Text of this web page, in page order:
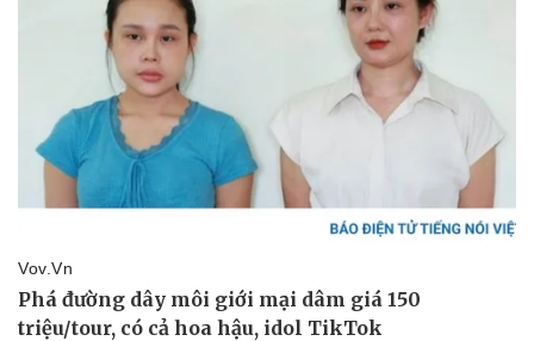
Pháp luật
Vụ án
Tin nóng
Vũ khí
Việt Nam